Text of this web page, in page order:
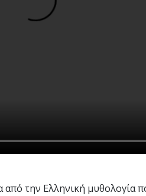
την Ελληνική μυθολογία